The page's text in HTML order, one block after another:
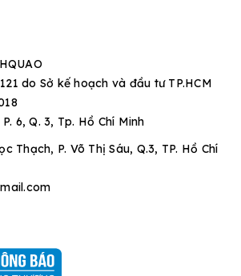
do Sở kế hoạch và đầu tư TP.HCM
6, Q. 3, Tp. Hồ Chí Minh
Thạch, P. Võ Thị Sáu, Q.3, TP. Hồ Chí